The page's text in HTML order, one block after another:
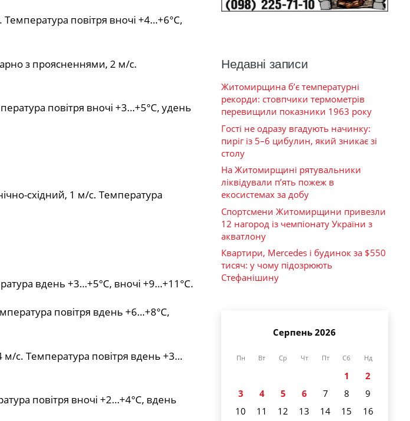
повітря вночі +4…+6°С,
з проясненнями, 2 м/с.
повітря вночі +3…+5°С, удень
східний, 1 м/с. Температура
вдень +3…+5°С, вночі +9…+11°С.
повітря вдень +6…+8°С,
с. Температура повітря вдень +3…
повітря вночі +2…+4°С, вдень
Недавні записи
Житомирщина б’є температурні
рекорди: стовпчики термометрів
перевищили показники 1963 року
Гості не одразу вгадують начинку:
пиріг із 5–6 цибулин, який зникає зі
столу
На Житомирщині рятувальники
ліквідували п’ять пожеж в
екосистемах за добу
Спортсмени Житомирщини привезли
12 нагород із чемпіонату України з
акватлону
Квартири, Mercedes і будинок за $550
тисяч: у чому підозрюють
Стефанішину
Серпень 2026
Пн Вт Ср Чт Пт Сб Нд
1
2
3
4 5 6 7 8
9
10
11 12 13 14 15
16